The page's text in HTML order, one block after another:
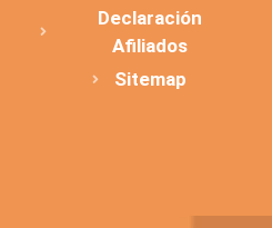
Declaración
Afiliados
Sitemap